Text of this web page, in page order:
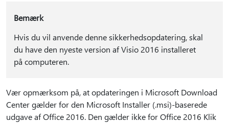
Bemærk
Hvis du vil anvende denne sikkerhedsopdatering, skal
du have den nyeste version af Visio 2016 installeret
på computeren.
Vær opmærksom på, at opdateringen i Microsoft Download
Center gælder for den Microsoft Installer (.msi)-baserede
udgave af Office 2016. Den gælder ikke for Office 2016 Klik